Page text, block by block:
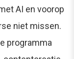
AI en voorop
niet missen.
programma